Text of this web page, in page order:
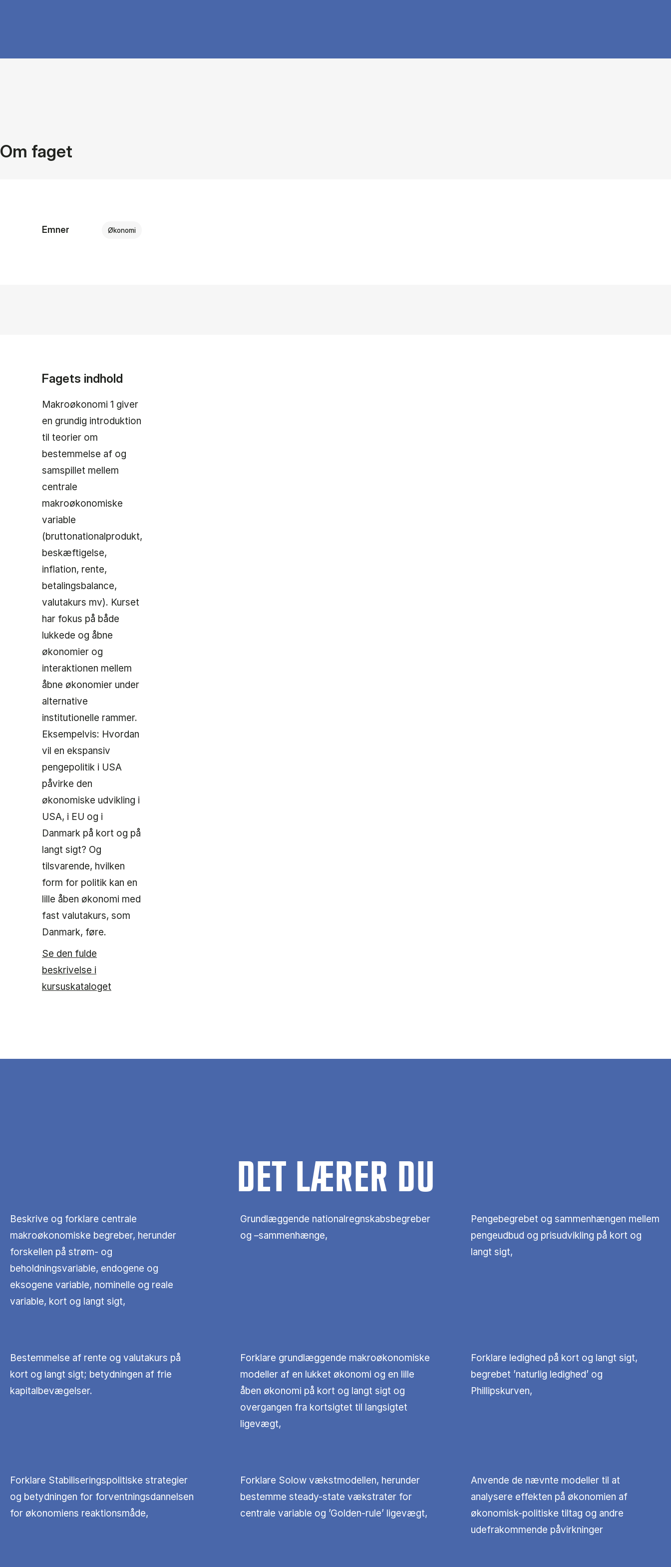
Om faget
Emner Økonomi
Fagets indhold
Makroøkonomi 1 giver
en grundig introduktion
til teorier om
bestemmelse af og
samspillet mellem
centrale
makroøkonomiske
variable
(bruttonationalprodukt,
beskæftigelse,
inflation, rente,
betalingsbalance,
valutakurs mv). Kurset
har fokus på både
lukkede og åbne
økonomier og
interaktionen mellem
åbne økonomier under
alternative
institutionelle rammer.
Eksempelvis: Hvordan
vil en ekspansiv
pengepolitik i USA
påvirke den
økonomiske udvikling i
USA, i EU og i
Danmark på kort og på
langt sigt? Og
tilsvarende, hvilken
form for politik kan en
lille åben økonomi med
fast valutakurs, som
Danmark, føre.
Se den fulde
beskrivelse i
kursuskataloget
DET LÆRER DU
Beskrive og forklare centrale
makroøkonomiske begreber, herunder
forskellen på strøm- og
beholdningsvariable, endogene og
eksogene variable, nominelle og reale
variable, kort og langt sigt,
Grundlæggende nationalregnskabsbegreber
og –sammenhænge,
Pengebegrebet og sammenhængen mellem
pengeudbud og prisudvikling på kort og
langt sigt,
Bestemmelse af rente og valutakurs på
kort og langt sigt; betydningen af frie
kapitalbevægelser.
Forklare grundlæggende makroøkonomiske
modeller af en lukket økonomi og en lille
åben økonomi på kort og langt sigt og
overgangen fra kortsigtet til langsigtet
ligevægt,
Forklare ledighed på kort og langt sigt,
begrebet ’naturlig ledighed’ og
Phillipskurven,
Forklare Stabiliseringspolitiske strategier
og betydningen for forventningsdannelsen
for økonomiens reaktionsmåde,
Forklare Solow vækstmodellen, herunder
bestemme steady-state vækstrater for
centrale variable og ’Golden-rule’ ligevægt,
Anvende de nævnte modeller til at
analysere effekten på økonomien af
økonomisk-politiske tiltag og andre
udefrakommende påvirkninger